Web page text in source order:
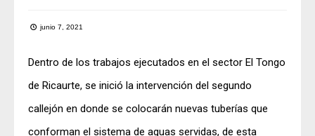
junio 7, 2021
Dentro de los trabajos ejecutados en el sector El Tongo
de Ricaurte, se inició la intervención del segundo
callejón en donde se colocarán nuevas tuberías que
conforman el sistema de aguas servidas, de esta